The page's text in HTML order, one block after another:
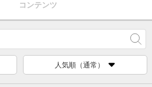
コンテンツ
人気順（通常）